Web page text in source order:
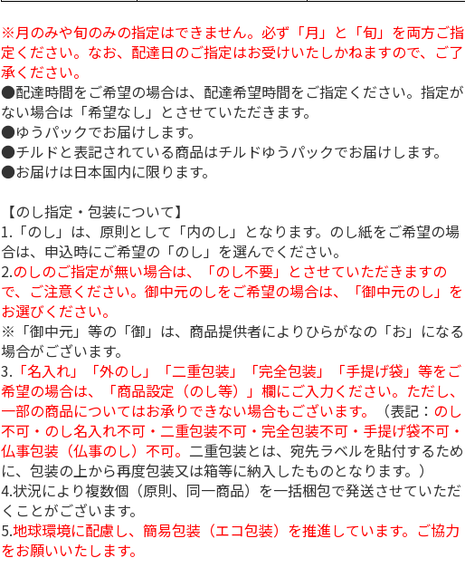
※月のみや旬のみの指定はできません。必ず「月」と「旬」を両方ご指
定ください。なお、配達日のご指定はお受けいたしかねますので、ご了
承ください。
●配達時間をご希望の場合は、配達希望時間をご指定ください。指定が
ない場合は「希望なし」とさせていただきます。
●ゆうパックでお届けします。
●チルドと表記されている商品はチルドゆうパックでお届けします。
●お届けは日本国内に限ります。
【のし指定・包装について】
1.「のし」は、原則として「内のし」となります。のし紙をご希望の場
合は、申込時にご希望の「のし」を選んでください。
2.のしのご指定が無い場合は、「のし不要」とさせていただきますの
で、ご注意ください。御中元のしをご希望の場合は、「御中元のし」を
お選びください。
※「御中元」等の「御」は、商品提供者によりひらがなの「お」になる
場合がございます。
3. 「名入れ」「外のし」「二重包装」「完全包装」「手提げ袋」等をご
希望の場合は、「商品設定（のし等）」欄にご入力ください。ただし、
一部の商品についてはお承りできない場合もございます。
（表記： のし
不可・のし名入れ不可・二重包装不可・完全包装不可・手提げ袋不可・
仏事包装（仏事のし）不可。 二重包装とは、宛先ラベルを貼付するため
に、包装の上から再度包装又は箱等に納入したものとなります。）
4.状況により複数個（原則、同一商品）を一括梱包で発送させていただ
くことがございます。
5.地球環境に配慮し、簡易包装（エコ包装）を推進しています。ご協力
をお願いいたします。